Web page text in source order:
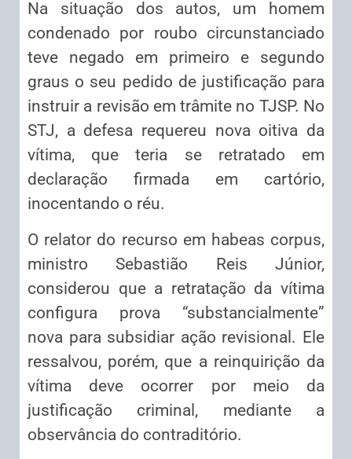
Na situação dos autos, um homem
condenado por roubo circunstanciado
teve negado em primeiro e segundo
graus o seu pedido de justificação para
instruir a revisão em trâmite no TJSP. No
STJ, a defesa requereu nova oitiva da
vítima, que teria se retratado em
declaração firmada em cartório,
inocentando o réu.
O relator do recurso em habeas corpus,
ministro Sebastião Reis Júnior,
considerou que a retratação da vítima
configura prova “substancialmente”
nova para subsidiar ação revisional. Ele
ressalvou, porém, que a reinquirição da
vítima deve ocorrer por meio da
justificação criminal, mediante a
observância do contraditório.